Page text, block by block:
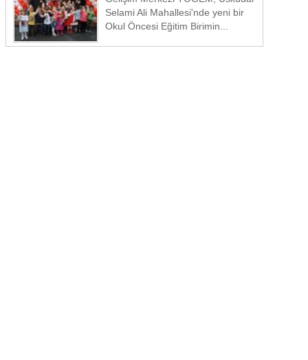
Selami Ali Mahallesi'nde yeni bir
Okul Öncesi Eğitim Birimin...